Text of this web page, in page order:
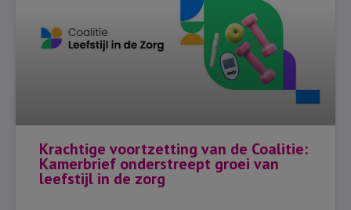
Krachtige voortzetting van de Coalitie:
Kamerbrief onderstreept groei van
leefstijl in de zorg